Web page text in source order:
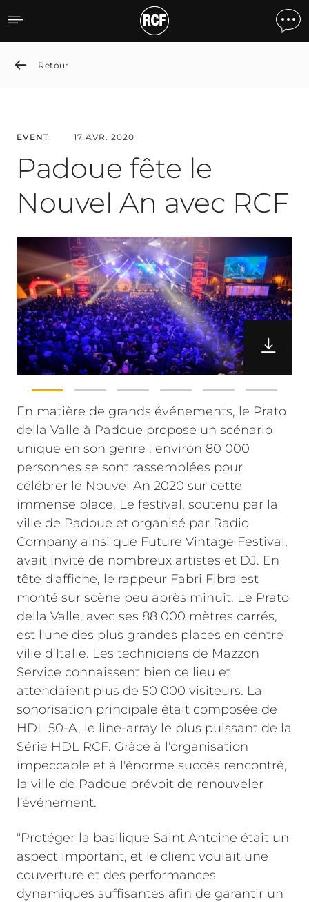
Padua Celebrates the
Retour
EVENT 17 AVR. 2020
Padoue fête le
Nouvel An avec RCF
En matière de grands événements, le Prato
della Valle à Padoue propose un scénario
unique en son genre : environ 80 000
personnes se sont rassemblées pour
célébrer le Nouvel An 2020 sur cette
immense place. Le festival, soutenu par la
ville de Padoue et organisé par Radio
Company ainsi que Future Vintage Festival,
avait invité de nombreux artistes et DJ. En
tête d'affiche, le rappeur Fabri Fibra est
monté sur scène peu après minuit. Le Prato
della Valle, avec ses 88 000 mètres carrés,
est l'une des plus grandes places en centre
ville d’Italie. Les techniciens de Mazzon
Service connaissent bien ce lieu et
attendaient plus de 50 000 visiteurs. La
sonorisation principale était composée de
HDL 50-A, le line-array le plus puissant de la
Série HDL RCF. Grâce à l'organisation
impeccable et à l'énorme succès rencontré,
la ville de Padoue prévoit de renouveler
l’événement.
"Protéger la basilique Saint Antoine était un
aspect important, et le client voulait une
couverture et des performances
dynamiques suffisantes afin de garantir un